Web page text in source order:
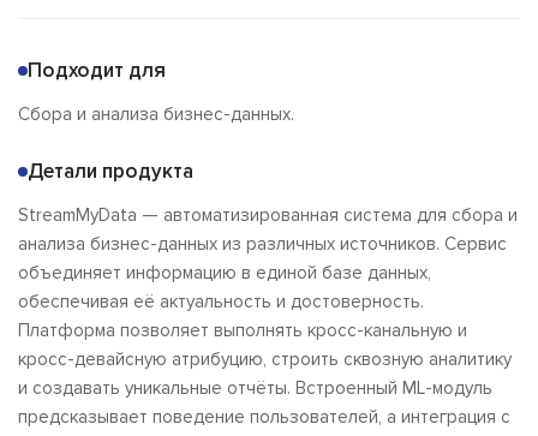
Стоимость
Сравнения
Отзывы
Подходит для
Сбора и анализа бизнес-данных.
Детали продукта
StreamMyData — автоматизированная система для сбора и
анализа бизнес-данных из различных источников. Сервис
объединяет информацию в единой базе данных,
обеспечивая её актуальность и достоверность.
Платформа позволяет выполнять кросс-канальную и
кросс-девайсную атрибуцию, строить сквозную аналитику
и создавать уникальные отчёты. Встроенный ML-модуль
предсказывает поведение пользователей, а интеграция с